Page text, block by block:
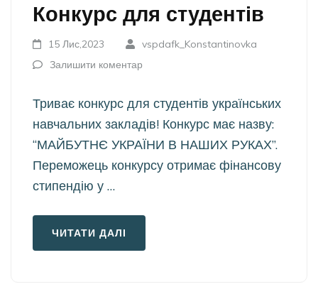
Конкурс для студентів
15 Лис,2023
vspdafk_Konstantinovka
Залишити коментар
Триває конкурс для студентів українських
навчальних закладів! Конкурс має назву:
“МАЙБУТНЄ УКРАЇНИ В НАШИХ РУКАХ”.
Переможець конкурсу отримає фінансову
стипендію у …
ЧИТАТИ ДАЛІ